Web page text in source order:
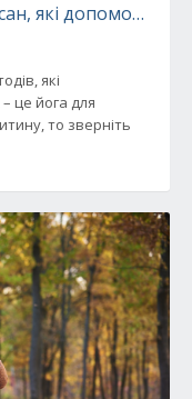
які допоможуть
які
це йога для
то зверніть